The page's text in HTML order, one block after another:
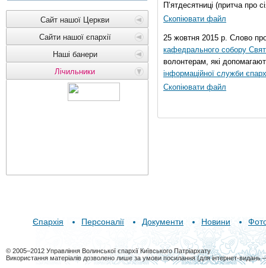
Сайт нашої Церкви
Сайти нашої єпархії
Наші банери
Лічильники
П’ятдесятниці (притча про
Скопіювати файл
25 жовтня 2015 р. Слово
кафедрального собору
волонтерам, які
інформаційної служби
Скопіювати файл
Єпархія Персоналії Документи Новини
© 2005–2012 Управління Волинської єпархії Київського Патріархату
Використання матеріалів дозволено лише за умови посилання (для інтернет-видань